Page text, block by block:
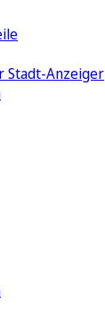
Stadt-Anzeiger